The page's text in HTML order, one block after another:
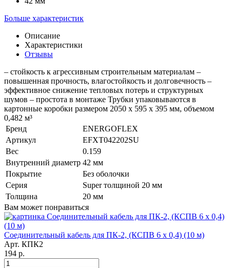
Больше характеристик
Описание
Характеристики
Отзывы
– стойкость к агрессивным строительным материалам –
повышенная прочность, влагостойкость и долговечность –
эффективное снижение тепловых потерь и структурных
шумов – простота в монтаже Трубки упаковываются в
картонные коробки размером 2050 х 595 х 395 мм, объемом
0,482 м³
Бренд
ENERGOFLEX
Артикул
EFXT042202SU
Вес
0.159
Внутренний диаметр 42 мм
Покрытие
Без оболочки
Серия
Super толщиной 20 мм
Толщина
20 мм
Вам может понравиться
Соединительный кабель для ПК-2, (КСПВ 6 х 0,4) (10 м)
Арт. КПК2
194 р.